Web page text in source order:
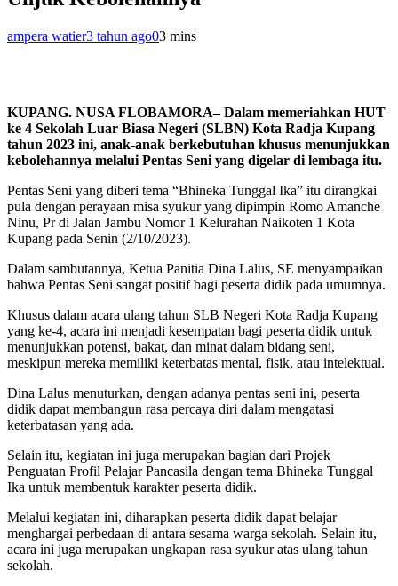
ampera watier3 tahun ago03 mins
KUPANG. NUSA FLOBAMORA– Dalam memeriahkan HUT
ke 4 Sekolah Luar Biasa Negeri (SLBN) Kota Radja Kupang
tahun 2023 ini, anak-anak berkebutuhan khusus menunjukkan
kebolehannya melalui Pentas Seni yang digelar di lembaga itu.
Pentas Seni yang diberi tema “Bhineka Tunggal Ika” itu dirangkai
pula dengan perayaan misa syukur yang dipimpin Romo Amanche
Ninu, Pr di Jalan Jambu Nomor 1 Kelurahan Naikoten 1 Kota
Kupang pada Senin (2/10/2023).
Dalam sambutannya, Ketua Panitia Dina Lalus, SE menyampaikan
bahwa Pentas Seni sangat positif bagi peserta didik pada umumnya.
Khusus dalam acara ulang tahun SLB Negeri Kota Radja Kupang
yang ke-4, acara ini menjadi kesempatan bagi peserta didik untuk
menunjukkan potensi, bakat, dan minat dalam bidang seni,
meskipun mereka memiliki keterbatas mental, fisik, atau intelektual.
Dina Lalus menuturkan, dengan adanya pentas seni ini, peserta
didik dapat membangun rasa percaya diri dalam mengatasi
keterbatasan yang ada.
Selain itu, kegiatan ini juga merupakan bagian dari Projek
Penguatan Profil Pelajar Pancasila dengan tema Bhineka Tunggal
Ika untuk membentuk karakter peserta didik.
Melalui kegiatan ini, diharapkan peserta didik dapat belajar
menghargai perbedaan di antara sesama warga sekolah. Selain itu,
acara ini juga merupakan ungkapan rasa syukur atas ulang tahun
sekolah.